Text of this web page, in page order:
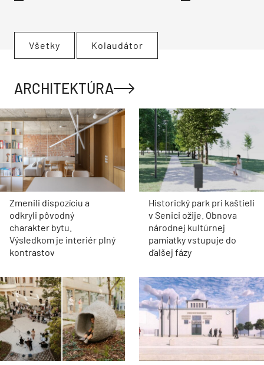
Všetky Kolaudátor
ARCHITEKTÚRA
Zmenili dispozíciu a
odkryli pôvodný
charakter bytu.
Výsledkom je interiér plný
kontrastov
Historický park pri kaštieli
v Senici ožije. Obnova
národnej kultúrnej
pamiatky vstupuje do
ďalšej fázy